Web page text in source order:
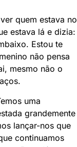
quem estava no
estava lá e dizia:
Estou te
não pensa
mesmo não o
uma
grandemente
lançar-nos que
continuamos